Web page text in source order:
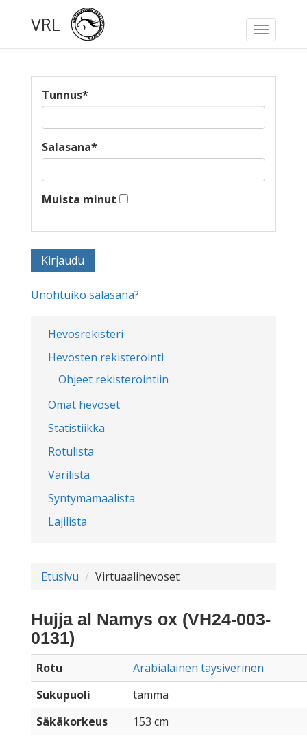
Toggle
VRL
Hevosrekisteri
Hevosten rekisteröinti
Ohjeet rekisteröintiin
Omat hevoset
Statistiikka
Rotulista
Värilista
Syntymämaalista
Lajilista
Tunnus*
Salasana*
Muista minut
Unohtuiko salasana?
Etusivu Virtuaalihevoset
Hujja al Namys ox (VH24-003-
0131)
Rotu
Arabialainen täysiverinen
Sukupuoli
tamma
Säkäkorkeus
153 cm